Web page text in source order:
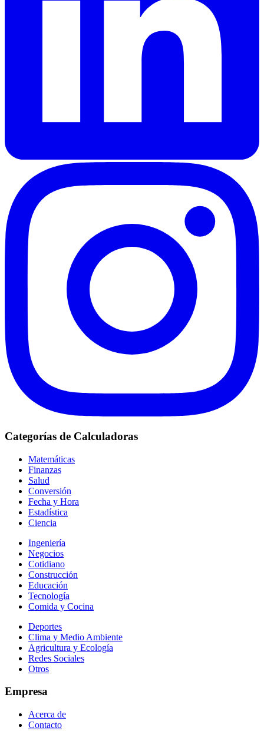
Categorías de Calculadoras
Matemáticas
Finanzas
Salud
Conversión
Fecha y Hora
Estadística
Ciencia
Ingeniería
Negocios
Cotidiano
Construcción
Educación
Tecnología
Comida y Cocina
Deportes
Clima y Medio Ambiente
Agricultura y Ecología
Redes Sociales
Otros
Empresa
Acerca de
Contacto